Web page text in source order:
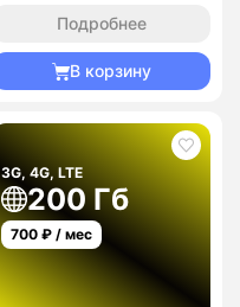
Подробнее
В корзину
3G, 4G, LTE
200 Гб
700 ₽ / мес